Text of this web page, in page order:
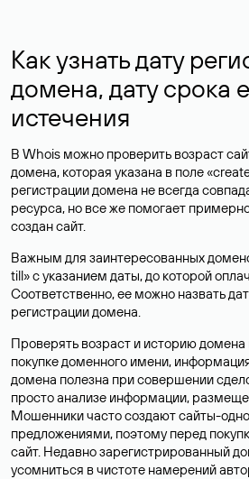
Как узнать дату
домена, дату срока
истечения
В Whois можно проверить возраст
домена, которая указана в поле
регистрации домена не всегда
ресурса, но все же помогает
создан сайт.
Важным для заинтересованных
till» с указанием даты, до которой
Соответственно, ее можно назвать
регистрации домена.
Проверять возраст и историю домена
покупке доменного имени,
домена полезна при совершении
просто анализе информации,
Мошенники часто создают сайты-
предложениями, поэтому перед
сайт. Недавно зарегистрированный
усомниться в чистоте намерений